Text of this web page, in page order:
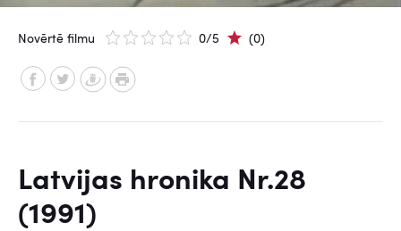
Novērtē filmu 0/5 (0)
Latvijas hronika Nr.28
(1991)